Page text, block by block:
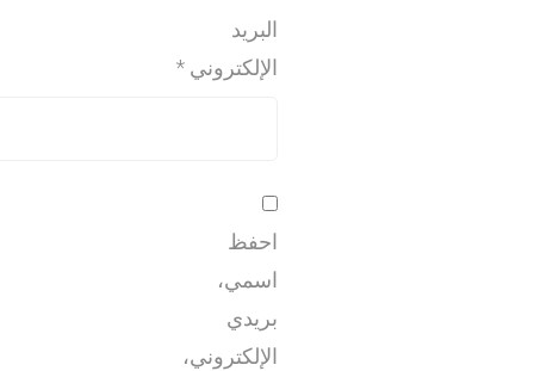
البريد
الإلكتروني *
احفظ
اسمي،
بريدي
الإلكتروني،